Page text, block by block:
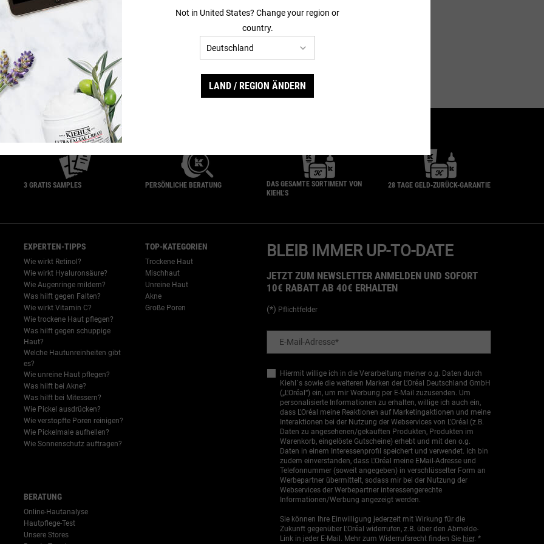
WITH AVOCADO
IN DEN WARENKORB
EXKLUSIV AUF KIEHL‘S
3 GRATIS SAMPLES PERSÖNLICHE BERATUNG
DAS GESAMTE SORTIMENT VON
KIEHL‘S
28 TAGE GELD-ZURÜCK-GARANTIE
EXPERTEN-TIPPS
Wie wirkt Retinol?
Wie wirkt Hyaluronsäure?
Wie Augenringe mildern?
Was hilft gegen Falten?
Wie wirkt Vitamin C?
Wie trockene Haut pflegen?
Was hilft gegen schuppige
Haut?
Welche Hautunreinheiten gibt
es?
Wie unreine Haut pflegen?
Was hilft bei Akne?
Was hilft bei Mitessern?
Wie Pickel ausdrücken?
Wie verstopfte Poren reinigen?
Wie Pickelmale aufhellen?
Wie Sonnenschutz auftragen?
TOP-KATEGORIEN
Trockene Haut
Mischhaut
Unreine Haut
Akne
Große Poren
BERATUNG
Online-Hautanalyse
Hautpflege-Test
Unsere Stores
BLEIB IMMER UP-TO-DATE
JETZT ZUM NEWSLETTER ANMELDEN UND SOFORT
10€ RABATT AB 40€ ERHALTEN
(*) Pflichtfelder
E-Mail-Adresse*
Hiermit willige ich in die Verarbeitung meiner o.g. Daten durch
Kiehl´s sowie die weiteren Marken der L’Oréal Deutschland GmbH
(„L'Oréal“) ein, um mir Werbung per E-Mail zuzusenden. Um
personalisierte Informationen zu erhalten, willige ich auch ein,
dass L'Oréal meine Reaktionen auf Marketingaktionen und meine
Interaktionen bei der Nutzung der Webservices von L'Oréal (z.B.
Daten zu angesehenen/gekauften Produkten, Produkten im
Warenkorb, eingelöste Gutscheine) erhebt und mit den o.g.
Daten in einem Interessenprofil speichert und verwendet. Ich bin
zudem einverstanden, dass L'Oréal meine EMail-Adresse und
Telefonnummer (soweit angegeben) in verschlüsselter Form an
Werbepartner übermittelt, sodass mir bei der Nutzung der
Webservices der Werbepartner interessengerechte
Informationen/Werbung angezeigt werden.
Sie können Ihre Einwilligung jederzeit mit Wirkung für die
Zukunft gegenüber L'Oréal widerrufen, z.B. über den Abmelde-
Link in jeder E-Mail. Mehr zum Widerrufsrecht finden Sie hier. *
Not in United States? Change your region or
country.
LAND / REGION ÄNDERN